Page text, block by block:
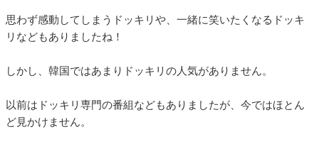
思わず感動してしまうドッキリや、一緒に笑いたくなるドッキ
リなどもありましたね！
しかし、韓国ではあまりドッキリの人気がありません。
以前はドッキリ専門の番組などもありましたが、今ではほとん
ど見かけません。